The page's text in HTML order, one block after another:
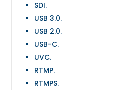
SDI.
USB 3.0.
USB 2.0.
USB-C.
UVC.
RTMP.
RTMPS.